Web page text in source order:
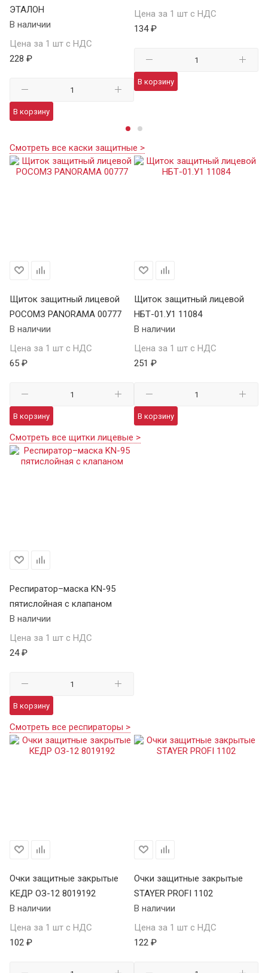
ЭТАЛОН
В наличии
Цена за 1 шт с НДС
228 ₽
В корзину
Цена за 1 шт с НДС
134 ₽
В корзину
Смотреть все каски защитные >
Щиток защитный лицевой
РОСОМЗ PANORAMA 00777
В наличии
Цена за 1 шт с НДС
65 ₽
В корзину
Щиток защитный лицевой
НБТ-01.У1 11084
В наличии
Цена за 1 шт с НДС
251 ₽
В корзину
Смотреть все щитки лицевые >
Респиратор–маска KN-95
пятислойная с клапаном
В наличии
Цена за 1 шт с НДС
24 ₽
В корзину
Смотреть все респираторы >
Очки защитные закрытые
КЕДР ОЗ-12 8019192
В наличии
Цена за 1 шт с НДС
102 ₽
Очки защитные закрытые
STAYER PROFI 1102
В наличии
Цена за 1 шт с НДС
122 ₽